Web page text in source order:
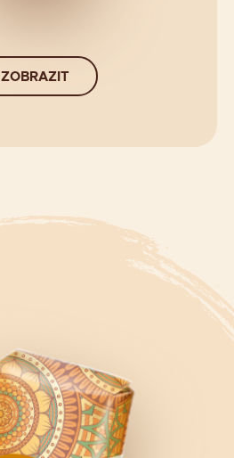
ZOBRAZIT